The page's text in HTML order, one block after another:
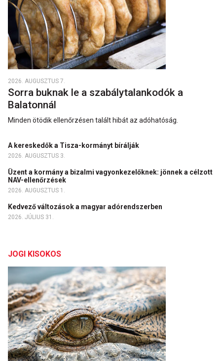
2026. AUGUSZTUS 7.
Sorra buknak le a szabálytalankodók a
Balatonnál
Minden ötödik ellenőrzésen talált hibát az adóhatóság.
A kereskedők a Tisza-kormányt bírálják
2026. AUGUSZTUS 3.
Üzent a kormány a bizalmi vagyonkezelőknek: jönnek a célzott
NAV-ellenőrzések
2026. AUGUSZTUS 1.
Kedvező változások a magyar adórendszerben
2026. JÚLIUS 31.
JOGI KISOKOS